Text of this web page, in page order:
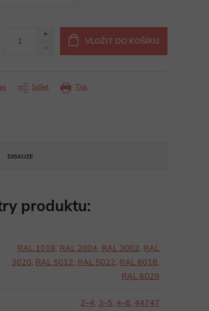
VLOŽIT DO KOŠÍKU
Tisk
Sdílet
DISKUZE
produktu:
RAL 1018, RAL 2004, RAL 3002, RAL
3020, RAL 5012, RAL 5022, RAL 6018,
RAL 6029
2–4, 3–5, 4–6, 44747